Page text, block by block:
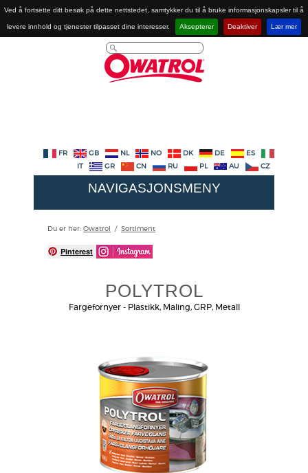
Ved å fortsette ditt besøk på dette nettstedet, samtykker du til å bruke informasjonskapsler til å
levere innhold og tjenester tilpasset dine interesser. Aksepterer Deaktiver Lær mer
FR GB NL NO DK DE
ES
IT
GR CN RU PL AU CZ
NAVIGASJONSMENY
Du er her: Owatrol / Sortiment
Pinterest
POLYTROL
Fargefornyer - Plastikk, Maling, GRP, Metall